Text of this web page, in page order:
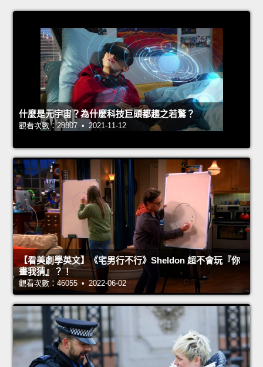
什麼是元宇宙？為什麼科技巨頭都趨之若鶩？
觀看次數：28807 • 2021-11-12
【看美劇學英文】《宅男行不行》Sheldon 超不會玩『你
畫我猜』？！
觀看次數：46055 • 2022-06-02